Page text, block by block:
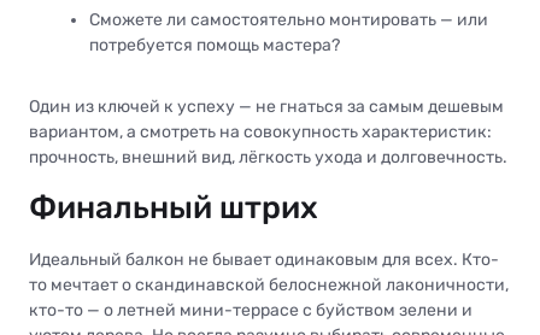
Сможете ли самостоятельно монтировать — или
потребуется помощь мастера?
Один из ключей к успеху — не гнаться за самым дешевым
вариантом, а смотреть на совокупность характеристик:
прочность, внешний вид, лёгкость ухода и долговечность.
Финальный штрих
Идеальный балкон не бывает одинаковым для всех. Кто-
то мечтает о скандинавской белоснежной лаконичности,
кто-то — о летней мини-террасе с буйством зелени и